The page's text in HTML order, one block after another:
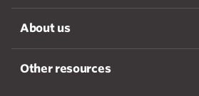
About us
Other resources